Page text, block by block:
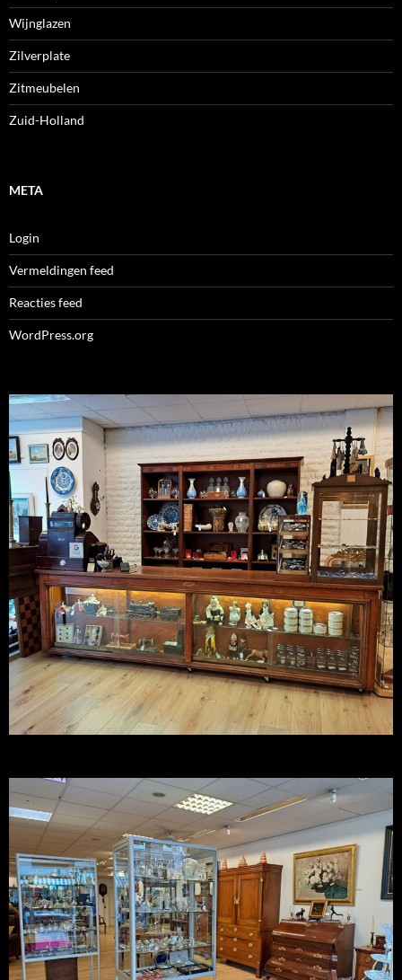
Wijnglazen
Zilverplate
Zitmeubelen
Zuid-Holland
META
Login
Vermeldingen feed
Reacties feed
WordPress.org